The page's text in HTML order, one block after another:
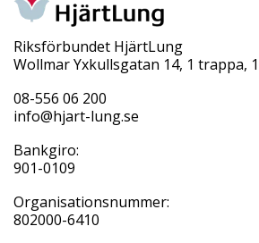
Riksförbundet HjärtLung
Wollmar Yxkullsgatan 14, 1 trappa,
08-556 06 200
info@hjart-lung.se
Bankgiro:
901-0109
Organisationsnummer:
802000-6410